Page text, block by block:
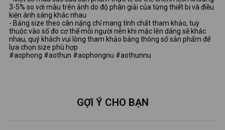
3-5% so với màu trên ảnh do độ phân giải của từng thiết bị và điều
kiện ánh sáng khác nhau
- Bảng size theo cân nặng chỉ mang tính chất tham khảo, tuỳ
thuộc vào số đo cơ thể mỗi người nên khi mặc lên dáng sẽ khác
nhau, quý khách vui lòng tham khảo bảng thông số sản phẩm để
lựa chọn size phù hợp
#aophong #aothun #aophongnu #aothunnu
GỢI Ý CHO BẠN